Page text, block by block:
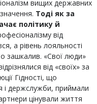
вищих державних
Тодіяк за
політику й
від
а рівень лояльності
зашкалив. «Свої люди»
від «своїх» за
Гідності, що
і держслужби, приймали
цінували життя